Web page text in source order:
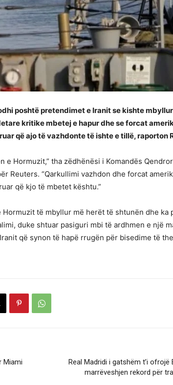
poshtë pretendimet e Iranit se kishte
kritike mbetej e hapur dhe se forcat
që ajo të vazhdonte të ishte e tillë, raporton
e Hormuzit,” tha zëdhënësi i Komandës
Reuters. “Qarkullimi vazhdon dhe forcat
që kjo të mbetet kështu.”
të mbyllur më herët të shtunën dhe ka
duke shtuar pasiguri mbi të ardhmen e një
që synon të hapë rrugën për bisedime të
Miami
Real Madridi i gatshëm t’i ofrojë
marrëveshjen rekord për